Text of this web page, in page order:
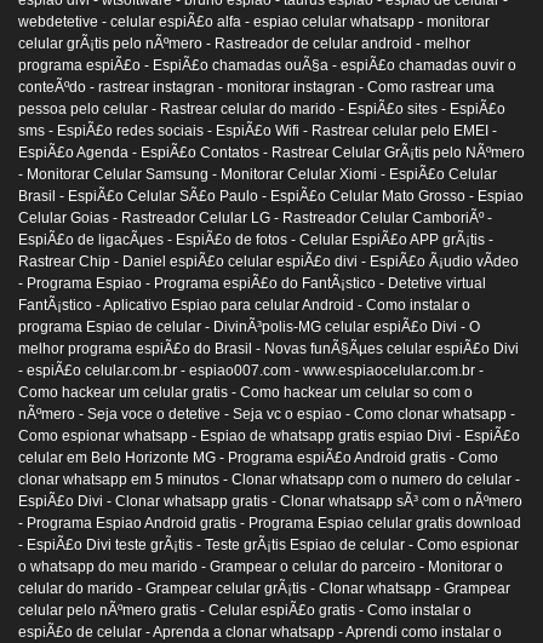
webdetetive - celular espiÃ£o alfa - espiao celular whatsapp - monitorar
celular grÃ¡tis pelo nÃºmero - Rastreador de celular android - melhor
programa espiÃ£o - EspiÃ£o chamadas ouÃ§a - espiÃ£o chamadas ouvir o
conteÃºdo - rastrear instagran - monitorar instagran - Como rastrear uma
pessoa pelo celular - Rastrear celular do marido - EspiÃ£o sites - EspiÃ£o
sms - EspiÃ£o redes sociais - EspiÃ£o Wifi - Rastrear celular pelo EMEI -
EspiÃ£o Agenda - EspiÃ£o Contatos - Rastrear Celular GrÃ¡tis pelo NÃºmero
- Monitorar Celular Samsung - Monitorar Celular Xiomi - EspiÃ£o Celular
Brasil - EspiÃ£o Celular SÃ£o Paulo - EspiÃ£o Celular Mato Grosso - Espiao
Celular Goias - Rastreador Celular LG - Rastreador Celular CamboriÃº -
EspiÃ£o de ligacÃµes - EspiÃ£o de fotos - Celular EspiÃ£o APP grÃ¡tis -
Rastrear Chip - Daniel espiÃ£o celular espiÃ£o divi - EspiÃ£o Ã¡udio vÃ­deo
- Programa Espiao - Programa espiÃ£o do FantÃ¡stico - Detetive virtual
FantÃ¡stico -Aplicativo Espiao para celular Android - Como instalar o
programa Espiao de celular - DivinÃ³polis-MG celular espiÃ£o Divi - O
melhor programa espiÃ£o do Brasil - Novas funÃ§Ãµes celular espiÃ£o Divi
- espiÃ£o celular.com.br - espiao007.com - www.espiaocelular.com.br -
Como hackear um celular gratis - Como hackear um celular so com o
nÃºmero - Seja voce o detetive - Seja vc o espiao - Como clonar whatsapp -
Como espionar whatsapp - Espiao de whatsapp gratis espiao Divi - EspiÃ£o
celular em Belo Horizonte MG - Programa espiÃ£o Android gratis - Como
clonar whatsapp em 5 minutos - Clonar whatsapp com o numero do celular -
EspiÃ£o Divi - Clonar whatsapp gratis - Clonar whatsapp sÃ³ com o nÃºmero
- Programa Espiao Android gratis - Programa Espiao celular gratis download
- EspiÃ£o Divi teste grÃ¡tis - Teste grÃ¡tis Espiao de celular - Como espionar
o whatsapp do meu marido - Grampear o celular do parceiro - Monitorar o
celular do marido - Grampear celular grÃ¡tis - Clonar whatsapp - Grampear
celular pelo nÃºmero gratis - Celular espiÃ£o gratis - Como instalar o
espiÃ£o de celular -Aprenda a clonar whatsapp -Aprendi como instalar o